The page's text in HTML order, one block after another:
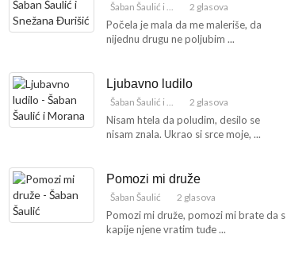
Šaban Šaulić i ... 2 glasova
Počela je mala da me maleriše, da
nijednu drugu ne poljubim ...
Ljubavno ludilo
Šaban Šaulić i ... 2 glasova
Nisam htela da poludim, desilo se
nisam znala. Ukrao si srce moje, ...
Pomozi mi druže
Šaban Šaulić 2 glasova
Pomozi mi druže, pomozi mi brate da s
kapije njene vratim tuđe ...